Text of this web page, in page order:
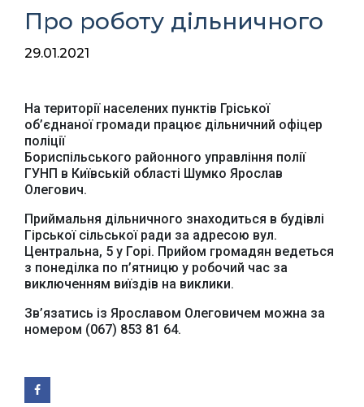
Про роботу дільничного
29.01.2021
На території населених пунктів Гріської
об’єднаної громади працює дільничний офіцер
поліції
Бориспільського районного управління полії
ГУНП в Київській області Шумко Ярослав
Олегович.
Приймальня дільничного знаходиться в будівлі
Гірської сільської ради за адресою вул.
Центральна, 5 у Горі. Прийом громадян ведеться
з понеділка по п’ятницю у робочий час за
виключенням виїздів на виклики.
Зв’язатись із Ярославом Олеговичем можна за
номером (067) 853 81 64.